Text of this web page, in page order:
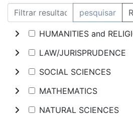
pesquisar
HUMANITIES and
LAW/JURISPRUDENCE
SOCIAL SCIENCES
MATHEMATICS
NATURAL SCIENCES